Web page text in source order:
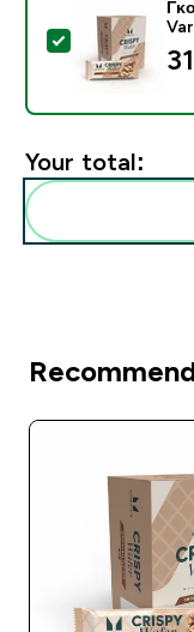
Select this
Your total: